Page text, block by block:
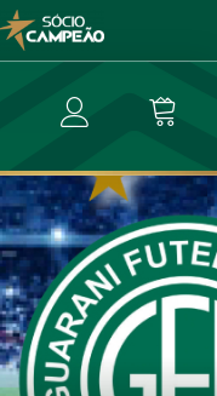
para o torcedor Bugrino.